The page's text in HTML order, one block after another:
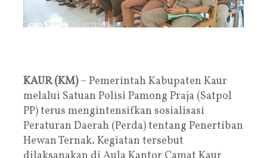
KAUR (KM)– Pemerintah Kabupaten Kaur
melalui Satuan Polisi Pamong Praja (Satpol
PP) terus mengintensifkan sosialisasi
Peraturan Daerah (Perda) tentang Penertiban
Hewan Ternak. Kegiatan tersebut